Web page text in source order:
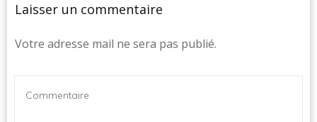
Laisser un commentaire
Votre adresse mail ne sera pas publié.